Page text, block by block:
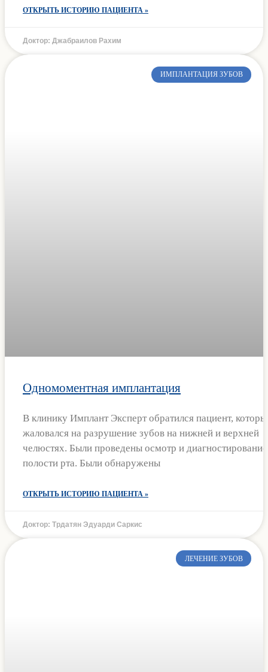
ОТКРЫТЬ ИСТОРИЮ ПАЦИЕНТА »
Доктор: Джабраилов Рахим
ИМПЛАНТАЦИЯ ЗУБОВ
Одномоментная имплантация
В клинику Имплант Эксперт обратился пациент,
жаловался на разрушение зубов на нижней и верхней
челюстях. Были проведены осмотр и диагностирование
полости рта. Были обнаружены
ОТКРЫТЬ ИСТОРИЮ ПАЦИЕНТА »
Доктор: Трдатян Эдуарди Саркис
ЛЕЧЕНИЕ ЗУБОВ